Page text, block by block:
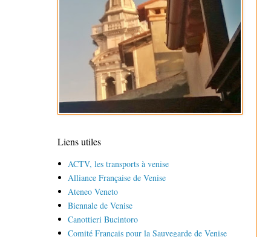
Liens utiles
ACTV, les transports à venise
Alliance Française de Venise
Ateneo Veneto
Biennale de Venise
Canottieri Bucintoro
Comité Français pour la Sauvegarde de Venise